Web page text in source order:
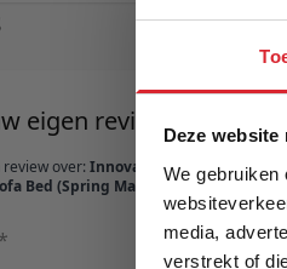
Deze
We gebruiken
media,
verstrekt of
eigen review
over: Innovation Living
Bed (Spring Mattress) - stof 525